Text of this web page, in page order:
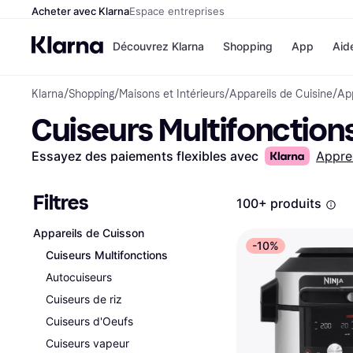
Acheter avec KlarnaEspace entreprises
Découvrez Klarna
Options de
Toutes les options de
paiement
Payer maintenant
Paiement en 3 fois
Klarna sur Apple Pay
Shopping
Magasins
Cdiscount
Airbnb
Temu
App
Klarna/Shopping/Maisons et Intérieurs/Appareils de Cuisine/
Cuiseurs
Essayez des paiements flexibles avec
Filtres
Appareils de Cuisson
Cuiseurs Multifonctions
Autocuiseurs
Cuiseurs de riz
Cuiseurs d'Oeufs
Cuiseurs vapeur
100+ produits
-10%